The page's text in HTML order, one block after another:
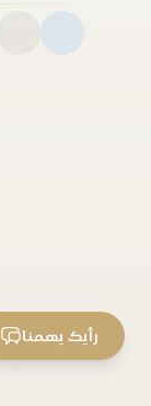
رأيك يهمنا